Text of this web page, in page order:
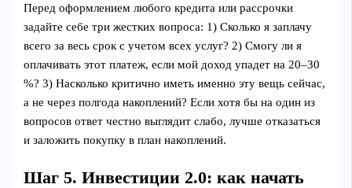
Перед оформлением любого кредита или рассрочки
задайте себе три жестких вопроса: 1) Сколько я заплачу
всего за весь срок с учетом всех услуг? 2) Смогу ли я
оплачивать этот платеж, если мой доход упадет на 20–30
%? 3) Насколько критично иметь именно эту вещь сейчас,
а не через полгода накоплений? Если хотя бы на один из
вопросов ответ честно выглядит слабо, лучше отказаться
и заложить покупку в план накоплений.
Шаг 5. Инвестиции 2.0: как начать